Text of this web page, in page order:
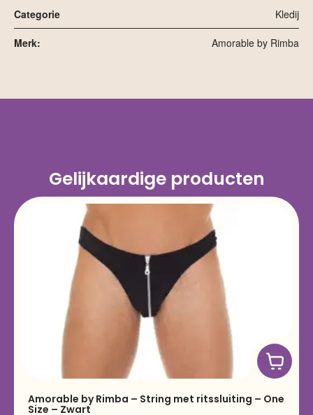
Categorie Kledij
Merk: Amorable by Rimba
Gelijkaardige producten
Amorable by Rimba – String met ritssluiting – One
Size – Zwart